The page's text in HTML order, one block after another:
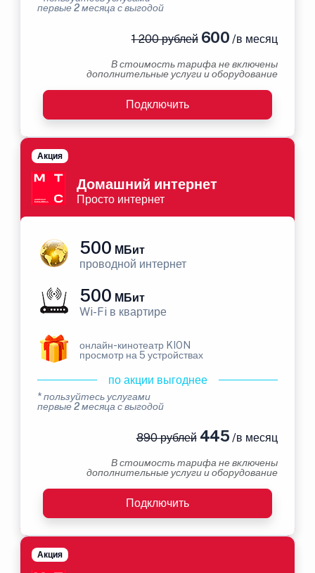
первые 2 месяца с выгодой
1 200 рублей600 /в месяц
В стоимость тарифа не включены
дополнительные услуги и оборудование
Подключить
Домашний интернет
Просто интернет
Акция
500 МБит
проводной интернет
500 МБит
Wi-Fi в квартире
онлайн-кинотеатр KION
просмотр на 5 устройствах
по акции выгоднее
* пользуйтесь услугами
первые 2 месяца с выгодой
890 рублей445 /в месяц
В стоимость тарифа не включены
дополнительные услуги и оборудование
Подключить
Акция